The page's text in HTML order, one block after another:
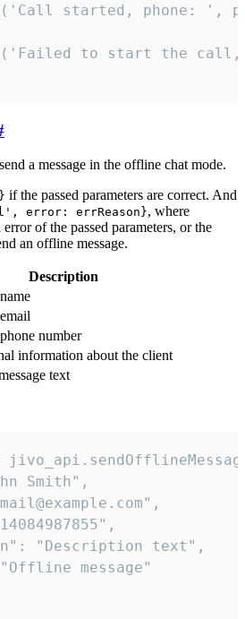
started, phone: ',
to start the
a message in the offline chat mode.
if the passed parameters are correct. And
error: errReason}, where
of the passed parameters, or the
an offline message.
Description
number
information about the client
text
Smith",
"Description text",
message"